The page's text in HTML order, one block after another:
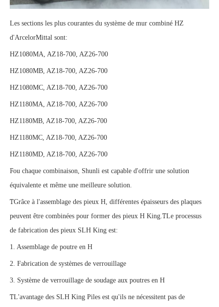
Les sections les plus courantes du système de mur combiné HZ
d'ArcelorMittal sont:
HZ1080MA, AZ18-700, AZ26-700
HZ1080MB, AZ18-700, AZ26-700
HZ1080MC, AZ18-700, AZ26-700
HZ1180MA, AZ18-700, AZ26-700
HZ1180MB, AZ18-700, AZ26-700
HZ1180MC, AZ18-700, AZ26-700
HZ1180MD, AZ18-700, AZ26-700
Fou chaque combinaison, Shunli est capable d'offrir une solution
équivalente et même une meilleure solution.
TGrâce à l'assemblage des pieux H, différentes épaisseurs des plaques
peuvent être combinées pour former des pieux H King.TLe processus
de fabrication des pieux SLH King est:
1. Assemblage de poutre en H
2. Fabrication de systèmes de verrouillage
3. Système de verrouillage de soudage aux poutres en H
TL'avantage des SLH King Piles est qu'ils ne nécessitent pas de